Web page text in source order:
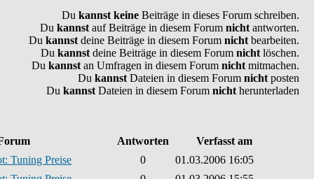
Du kannst keine Beiträge in dieses Forum schreiben.
Du kannst auf Beiträge in diesem Forum nicht antworten.
Du kannst deine Beiträge in diesem Forum nicht bearbeiten.
Du kannst deine Beiträge in diesem Forum nicht löschen.
Du kannst an Umfragen in diesem Forum nicht mitmachen.
Du kannst Dateien in diesem Forum nicht posten
Du kannst Dateien in diesem Forum nicht herunterladen
Antworten
Verfasst am
Tuning Preise
0
01.03.2006 16:05